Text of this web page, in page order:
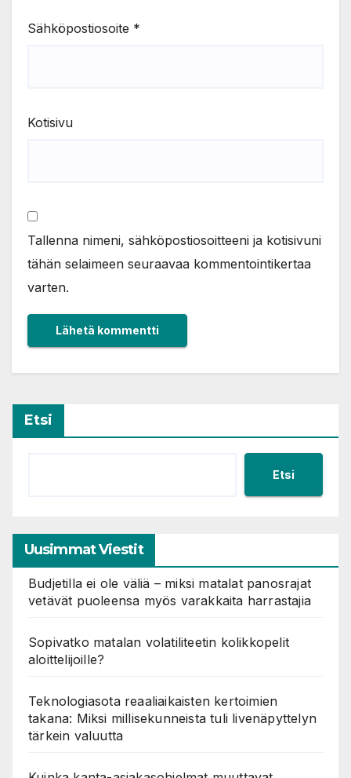
Sähköpostiosoite *
Kotisivu
Tallenna nimeni, sähköpostiosoitteeni ja kotisivuni
tähän selaimeen seuraavaa kommentointikertaa
varten.
Etsi
Etsi
Uusimmat Viestit
Budjetilla ei ole väliä – miksi matalat panosrajat
vetävät puoleensa myös varakkaita harrastajia
Sopivatko matalan volatiliteetin kolikkopelit
aloittelijoille?
Teknologiasota reaaliaikaisten kertoimien
takana: Miksi millisekunneista tuli livenäpyttelyn
tärkein valuutta